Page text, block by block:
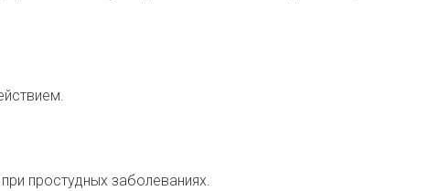
простудных заболеваниях.